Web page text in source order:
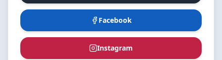
Facebook
Instagram